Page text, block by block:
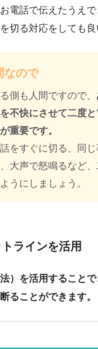
電話で伝えたうえ
切る対応をしても良
なので
側も人間ですので、
不快にさせて二度
重要です。
をすぐに切る、同
大声で怒鳴るなど
うにしましょう。
ラインを活用
）を活用すること
ることができます。